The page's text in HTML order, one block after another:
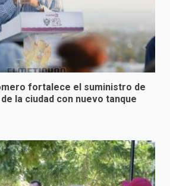
fortalece el suministro de
la ciudad con nuevo tanque